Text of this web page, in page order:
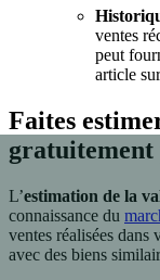
ventes
peut
article
Faites
L’estimation de la
connaissance du
ventes réalisées dans
avec des biens